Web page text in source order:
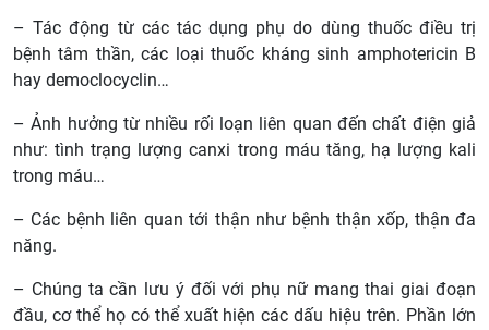
– Tác động từ các tác dụng phụ do dùng thuốc điều trị
bệnh tâm thần, các loại thuốc kháng sinh amphotericin B
hay democlocyclin…
– Ảnh hưởng từ nhiều rối loạn liên quan đến chất điện giả
như: tình trạng lượng canxi trong máu tăng, hạ lượng kali
trong máu…
– Các bệnh liên quan tới thận như bệnh thận xốp, thận đa
năng.
– Chúng ta cần lưu ý đối với phụ nữ mang thai giai đoạn
đầu, cơ thể họ có thể xuất hiện các dấu hiệu trên. Phần lớn